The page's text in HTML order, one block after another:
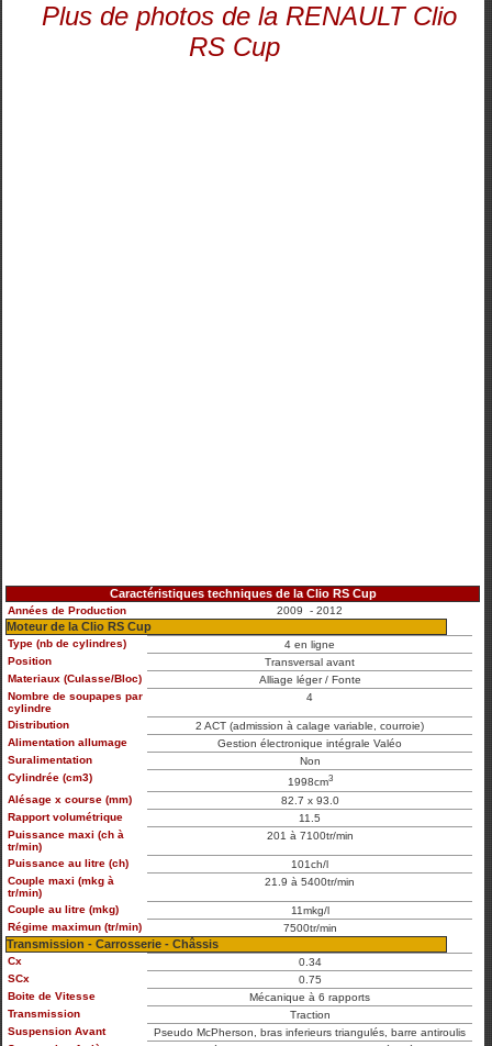
Plus de photos de la RENAULT Clio
RS Cup
Caractéristiques techniques de la Clio RS Cup
Années de Production 2009 - 2012
Moteur de la Clio RS Cup
Type (nb de cylindres)
4 en ligne
Position
Transversal avant
Materiaux (Culasse/Bloc)
Alliage léger / Fonte
Nombre de soupapes par
cylindre
4
Distribution
2 ACT (admission à calage variable, courroie)
Alimentation allumage
Gestion électronique intégrale Valéo
Suralimentation
Non
Cylindrée (cm3)
1998cm3
Alésage x course (mm)
82.7 x 93.0
Rapport volumétrique
11.5
Puissance maxi (ch à
tr/min)
201 à 7100tr/min
Puissance au litre (ch)
101ch/l
Couple maxi (mkg à
tr/min)
21.9 à 5400tr/min
Couple au litre (mkg)
11mkg/l
Régime maximun (tr/min)
7500tr/min
Transmission - Carrosserie - Châssis
Cx
0.34
SCx
0.75
Boite de Vitesse
Mécanique à 6 rapports
Transmission
Traction
Suspension Avant
Pseudo McPherson, bras inferieurs triangulés, barre antiroulis